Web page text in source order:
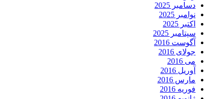
دسامبر 2025
نوامبر 2025
اکتبر 2025
سپتامبر 2025
آگوست 2016
جولای 2016
می 2016
آوریل 2016
مارس 2016
فوریه 2016